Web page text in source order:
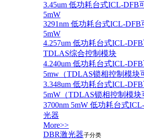
3.45um 低功耗台式ICL-DFB
5mW
3291nm 低功耗台式ICL-
5mW
4.257um 低功耗台式ICL-
TDLAS综合控制模块
4.240um 低功耗台式ICL-
5mw（TDLAS锁相控制模块
3.348um 低功耗台式ICL-
5mW（TDLAS锁相控制模块
3700nm 5mW 低功耗台式
光器
More>>
DBR激光器子分类